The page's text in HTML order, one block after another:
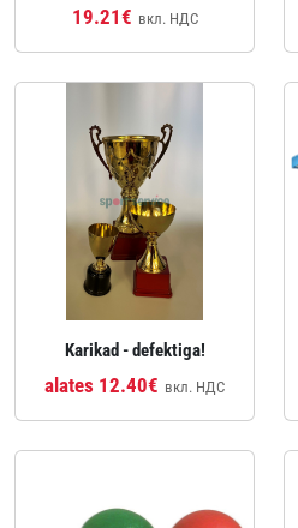
19.21€ вкл. НДС
Karikad - defektiga!
alates 12.40€ вкл. НДС